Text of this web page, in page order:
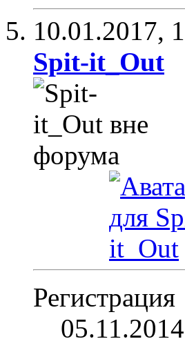
10.01.2017,
Spit-it_Out
Регистрация
05.11.2014